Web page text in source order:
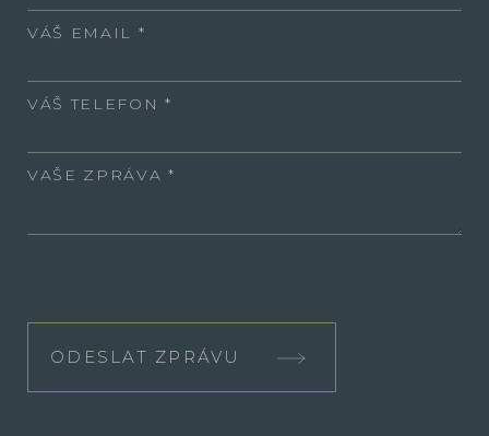
VÁŠ EMAIL
VÁŠ TELEFON
VAŠE ZPRÁVA
ODESLAT ZPRÁVU